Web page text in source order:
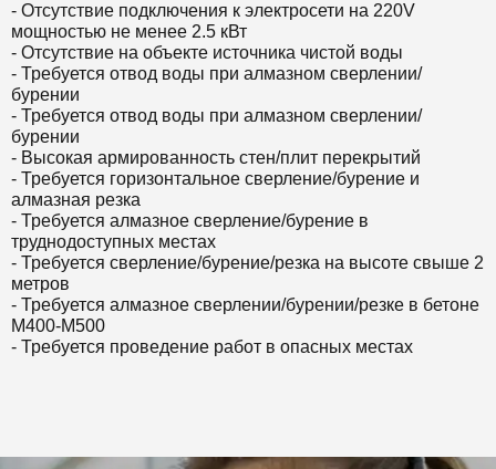
- Отсутствие подключения к электросети на 220V
мощностью не менее 2.5 кВт
- Отсутствие на объекте источника чистой воды
- Требуется отвод воды при алмазном сверлении/
бурении
- Требуется отвод воды при алмазном сверлении/
бурении
- Высокая армированность стен/плит перекрытий
- Требуется горизонтальное сверление/бурение и
алмазная резка
- Требуется алмазное сверление/бурение в
труднодоступных местах
- Требуется сверление/бурение/резка на высоте свыше 2
метров
- Требуется алмазное сверлении/бурении/резке в бетоне
М400-М500
- Требуется проведение работ в опасных местах